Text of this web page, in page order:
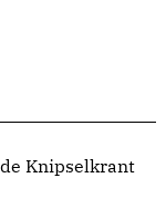
Knipselkrant